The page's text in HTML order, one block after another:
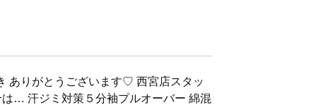
ありがとうございます♡ 西宮店スタッ
… 汗ジミ対策５分袖プルオーバー 綿混